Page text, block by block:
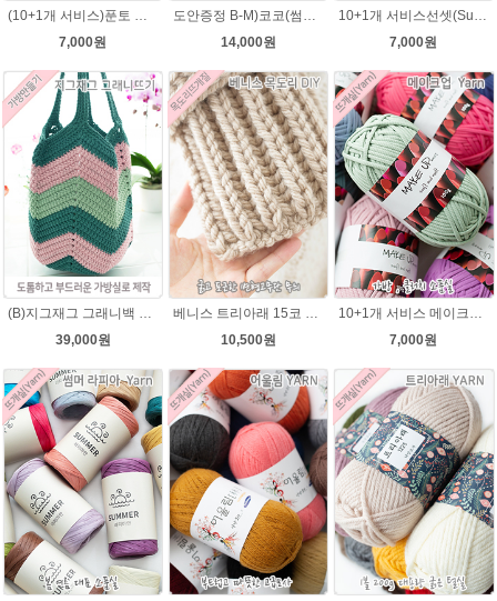
(10+1개 서비스)푼토 어게인 목도리뜨개실 바라클라바 뜨개질 털실/푼토실 아기실 부드러운실
7,000원
도안증정 B-M)코코(썸머라피아)바캉스 코바늘 모자뜨기 뜨개질
14,000원
10+1개 서비스선셋(Sunset) 코튼실 Cotton 92% 가방 소품 뜨개실 코바늘실 사계절 모자뜨개실
7,000원
(B)지그재그 그래니백 배색 코바늘뜨기 메이크업 가방 뜨개실 뜨개질 DIY
39,000원
베니스 트리아래 15코 변형고무뜨기 목도리뜨개질 김씨목도리
10,500원
10+1개 서비스 메이크업 100g / 가방실 클러치 파우치 가방뜨기 소품실
7,000원